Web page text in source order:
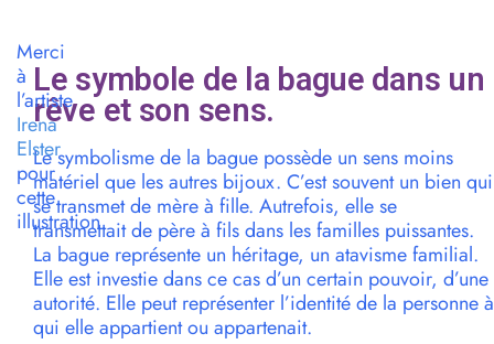
Le symbole de la bague dans un
rêve et son sens.
Le symbolisme de la bague possède un sens moins
matériel que les autres bijoux. C’est souvent un bien qui
se transmet de mère à fille. Autrefois, elle se
transmettait de père à fils dans les familles puissantes.
La bague représente un héritage, un atavisme familial.
Elle est investie dans ce cas d’un certain pouvoir, d’une
autorité. Elle peut représenter l’identité de la personne à
qui elle appartient ou appartenait.
Merci
à
l’artiste
Irena
Elster
pour
cette
illustration